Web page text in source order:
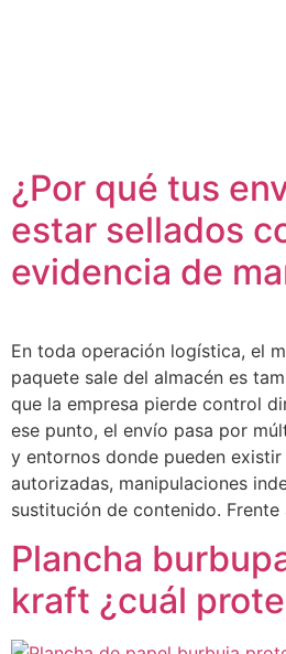
¿Por qué tus
estar sellados
evidencia de
En toda operación logística, el
paquete sale del almacén es
que la empresa pierde control
ese punto, el envío pasa por
y entornos donde pueden
autorizadas, manipulaciones
sustitución de contenido.
Plancha
kraft ¿cuál